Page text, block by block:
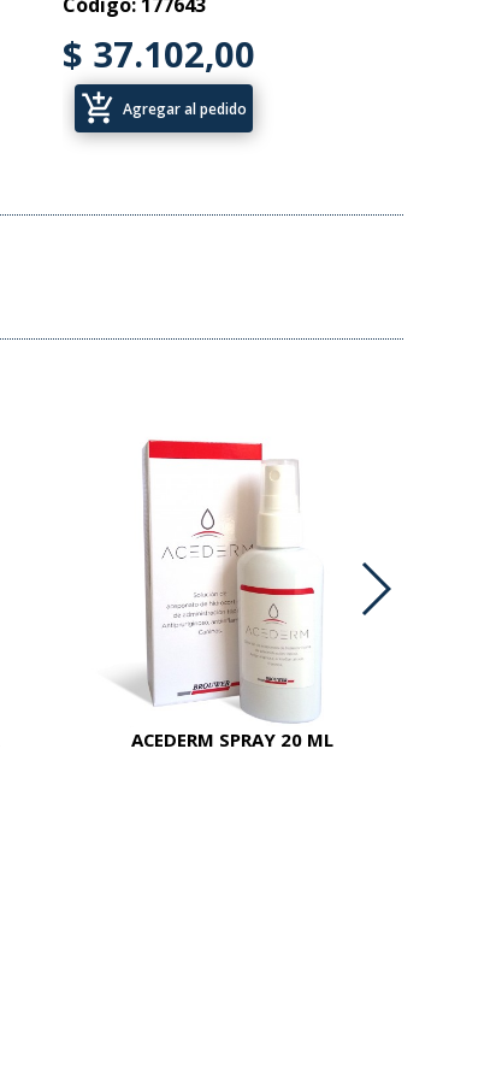
$ 37.102,00
add_shopping_cart Agregar al pedido
ACEDERM SPRAY 20 ML